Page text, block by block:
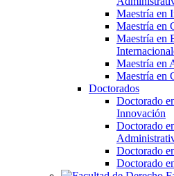
Maestría en
Maestría en
Maestría en
Maestría en
Maestría en
Doctorados
Doctorado
Innovación
Doctorado
Doctorado
Doctorado